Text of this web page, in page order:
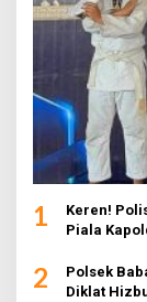
1
Keren!
Piala
2
Polsek
Diklat